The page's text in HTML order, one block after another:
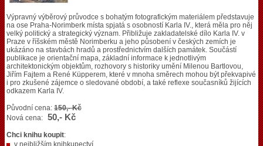
Výpravný výběrový průvodce s bohatým fotografickým materiálem představuje
na ose Praha-Norimberk místa spjatá s osobností Karla IV., která měla pro něj
velký politický a strategický význam. Přibližuje zakladatelské dílo Karla IV. v
Praze v říšském městě Norimberku a jeho působení v českých zemích je
ukázáno na stavbách hradů a prostřednictvím dalších památek. Součástí
publikace je orientační mapa, základní informace k jednotlivým
architektonickým objektům, rozhovory s historiky umění Milenou Bartlovou,
Jiřím Fajtem a René Küpperem, které v mnoha směrech mohou být překvapivé
i pro zkušené zájemce o sledované období, a také reflexe současníků žijících
odkazem Karla IV.
Původní cena: 150,- Kč
Nová cena: 50,- Kč
Chci knihu koupit:
v nejbližším knihkupectví